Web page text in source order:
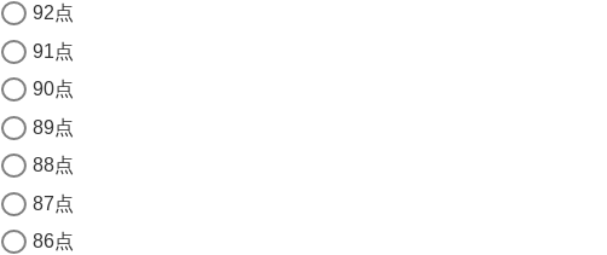
92点
91点
90点
89点
88点
87点
86点